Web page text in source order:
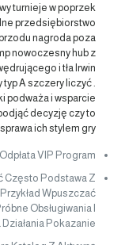
turnieje w poprzek
przedsiębiorstwo
nagroda poza
nowoczesny hub z
i tła Irwin
A szczery liczyć .
podważa i wsparcie
decyzję czy to
sprawa ich stylem gry.
VIP Program .
Często Podstawa Z
Wpuszczać
Obsługiwania I
Pokazanie .